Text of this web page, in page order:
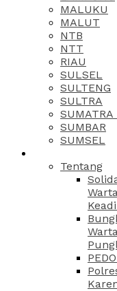
MALUKU
MALUT
NTB
NTT
RIAU
SULSEL
SULTENG
SULTRA
SUMATRA
SUMBAR
SUMSEL
Tentang